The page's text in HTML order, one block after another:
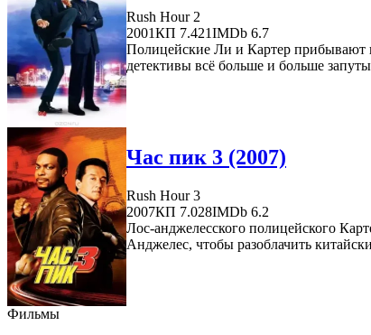
Rush Hour 2
2001КП 7.421IMDb 6.7
Полицейские Ли и Картер
детективы всё больше и больше
Час пик 3 (2007)
Rush Hour 3
2007КП 7.028IMDb 6.2
Лос-анджелесского полицейского
Анджелес, чтобы разоблачить
Фильмы